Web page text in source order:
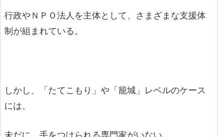
行政やＮＰＯ法人を主体として、さまざまな支援体
制が組まれている。
しかし、「たてこもり」や「籠城」レベルのケース
には、